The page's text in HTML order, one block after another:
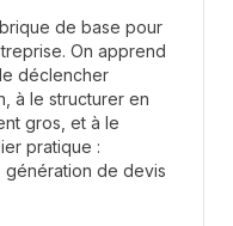
de base pour
On apprend
déclencher
à le structurer en
gros, et à le
pratique :
génération de devis